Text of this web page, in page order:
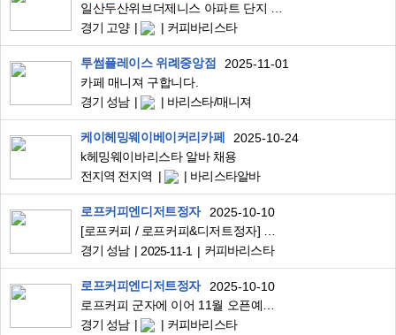
경기 고양
커피바리스타
투썸플레이스 위례중앙점
2025-11-01
카페 매니져 구합니다.
경기 성남
바리스타/매니져
케이헤밍웨이베이커리카페
2025-10-24
k헤밍웨이바리스타 알바 채용
전지역 전지역
바리스타알바
로프커피엔디저트정자
2025-10-10
경기 성남
2025-11-1 커피바리스타
로프커피엔디저트정자
2025-10-10
경기 성남
커피바리스타